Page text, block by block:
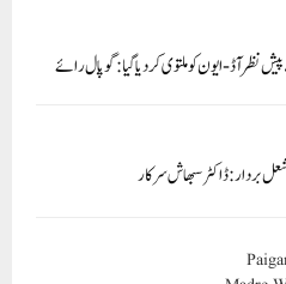
نظر آڈ-ایون کو ملتوی کر دیا گیا :گوپال رائے
بردار: ڈاکٹر سبھاش سرکار